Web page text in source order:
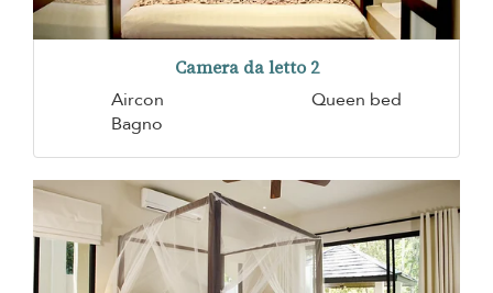
Camera da letto 2
Aircon
Queen bed
Bagno